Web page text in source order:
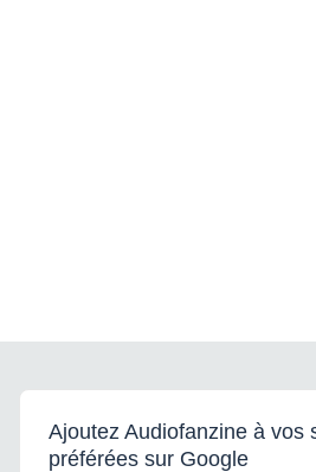
Ajoutez Audiofanzine à vos
préférées sur Google